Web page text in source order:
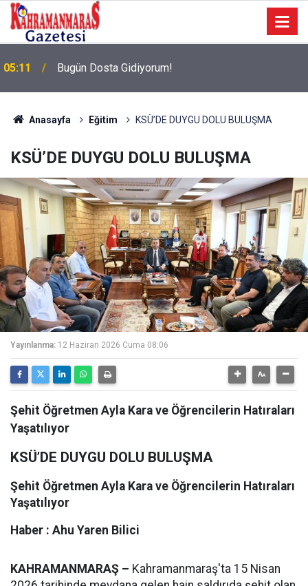
05:11 Bugün Dosta Gidiyorum!
Anasayfa Eğitim KSÜ’DE DUYGU DOLU BULUŞMA
KSÜ’DE DUYGU DOLU BULUŞMA
Yayınlanma: 12 Haziran 2026 Cuma 08:06
Şehit Öğretmen Ayla Kara ve Öğrencilerin Hatıraları
Yaşatılıyor
KSÜ’DE DUYGU DOLU BULUŞMA
Şehit Öğretmen Ayla Kara ve Öğrencilerin Hatıraları
Yaşatılıyor
Haber : Ahu Yaren Bilici
KAHRAMANMARAŞ – Kahramanmaraş'ta 15 Nisan